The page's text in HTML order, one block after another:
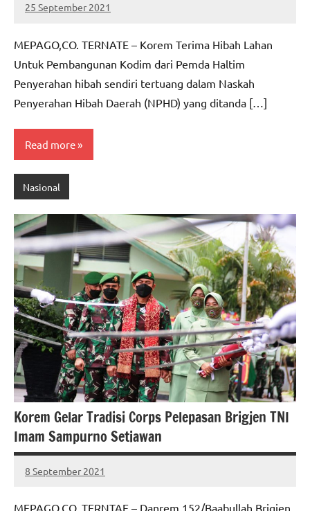
25 September 2021
MEPAGO
No
MEPAGO,CO. TERNATE – Korem Terima Hibah Lahan
Untuk Pembangunan Kodim dari Pemda Haltim
Penyerahan hibah sendiri tertuang dalam Naskah
Penyerahan Hibah Daerah (NPHD) yang ditanda […]
Read more
Nasional
Korem Gelar Tradisi Corps Pelepasan Brigjen TNI
Imam Sampurno Setiawan
8 September 2021
MEPAGO
No
MEPAGO.CO, TERNTAE – Danrem 152/Baabullah Brigjen